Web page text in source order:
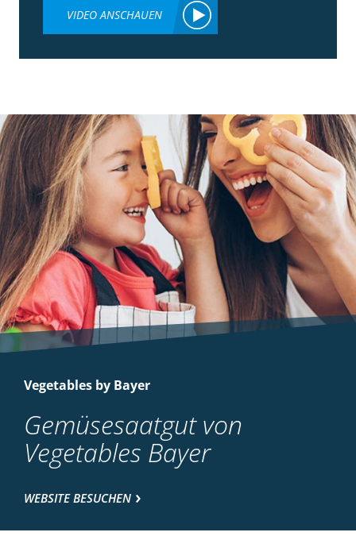
VIDEO ANSCHAUEN
Vegetables by Bayer
Gemüsesaatgut von
Vegetables Bayer
WEBSITE BESUCHEN